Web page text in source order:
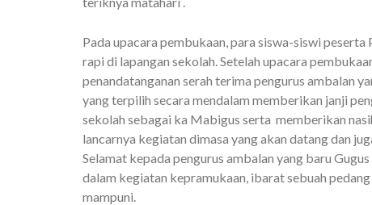
Pada upacara pembukaan, para siswa-siswi
rapi di lapangan sekolah. Setelah upacara
penandatanganan serah terima pengurus ambalan
yang terpilih secara mendalam memberikan janji
sekolah sebagai ka Mabigus serta memberikan
lancarnya kegiatan dimasa yang akan datang dan
Selamat kepada pengurus ambalan yang baru
dalam kegiatan kepramukaan, ibarat sebuah
mampuni.